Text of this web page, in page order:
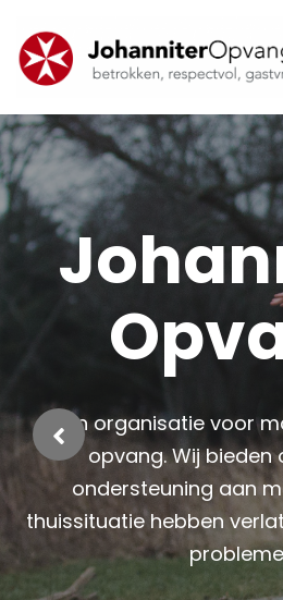
content
Een organisatie voor
opvang. Wij bieden
ondersteuning aan
thuissituatie hebben